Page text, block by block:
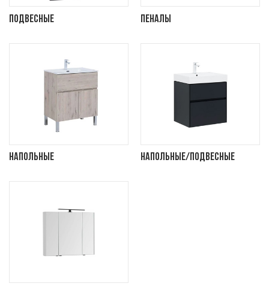
Подвесные Пеналы
Напольные Напольные/подвесные